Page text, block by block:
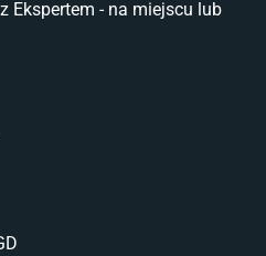
Ekspertem - na miejscu lub